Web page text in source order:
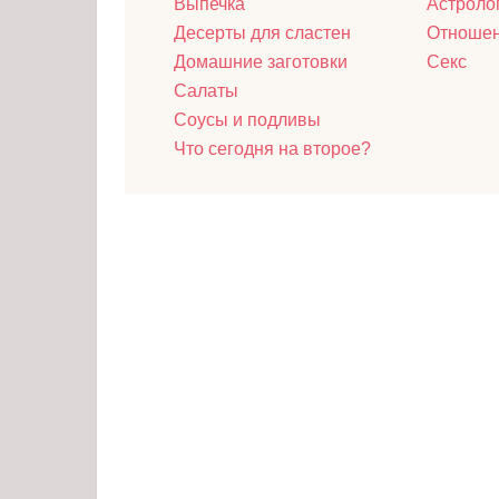
Выпечка
Десерты для сластен
Домашние заготовки
Салаты
Соусы и подливы
Что сегодня на второе?
Секс